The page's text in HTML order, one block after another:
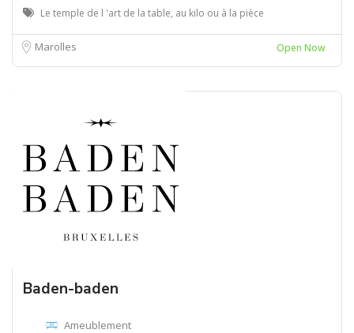
Le temple de l 'art de la table, au kilo ou à la pièce
Marolles Open Now
Baden-baden
Ameublement